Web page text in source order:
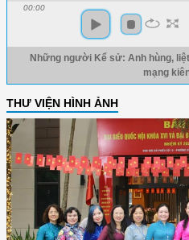
00:00
Những người Kể sử: Anh hùng,
mạng
THƯ VIỆN HÌNH ẢNH